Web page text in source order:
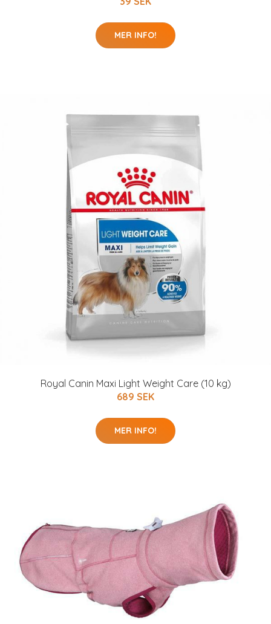
MER INFO!
Royal Canin Maxi Light Weight Care (10 kg)
689 SEK
MER INFO!